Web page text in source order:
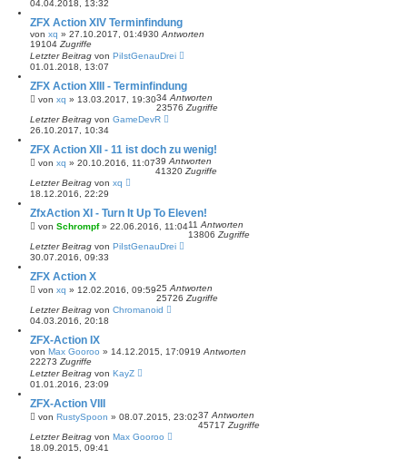
04.04.2018, 13:32
ZFX Action XIV Terminfindung
von xq » 27.10.2017, 01:4930 Antworten
19104 Zugriffe
Letzter Beitrag von PiIstGenauDrei
01.01.2018, 13:07
ZFX Action XIII - Terminfindung
von xq » 13.03.2017, 19:3034 Antworten
23576 Zugriffe
Letzter Beitrag von GameDevR
26.10.2017, 10:34
ZFX Action XII - 11 ist doch zu wenig!
von xq » 20.10.2016, 11:0739 Antworten
41320 Zugriffe
Letzter Beitrag von xq
18.12.2016, 22:29
ZfxAction XI - Turn It Up To Eleven!
von Schrompf» 22.06.2016, 11:0411 Antworten
13806 Zugriffe
Letzter Beitrag von PiIstGenauDrei
30.07.2016, 09:33
ZFX Action X
von xq » 12.02.2016, 09:5925 Antworten
25726 Zugriffe
Letzter Beitrag von Chromanoid
04.03.2016, 20:18
ZFX-Action IX
von Max Gooroo » 14.12.2015, 17:0919 Antworten
22273 Zugriffe
Letzter Beitrag von KayZ
01.01.2016, 23:09
ZFX-Action VIII
von RustySpoon » 08.07.2015, 23:0237 Antworten
45717 Zugriffe
Letzter Beitrag von Max Gooroo
18.09.2015, 09:41